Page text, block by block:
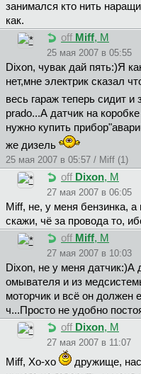
занимался кто нить
как.
off Miff, М
25 мая 2007 в 05:55
Dixon, чувак дай пять:)Я
нет,мне электрик сказал
весь гараж теперь сидит и
prado...А датчик на
нужно купить
же дизель
25 мая 2007 в 05:57 / Miff (1)
off Dixon, М
27 мая 2007 в 06:05
Miff, не, у меня бензинка,
скажи, чё за провода то,
off Miff, М
27 мая 2007 в 10:03
Dixon, не у меня датчик:)А
омывателя и из
моторчик и всё он должен
ч...Просто не удобно
off Dixon, М
27 мая 2007 в 11:07
Miff, Хо-хо
дружище,